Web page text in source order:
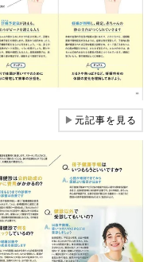
▶元記事を見る